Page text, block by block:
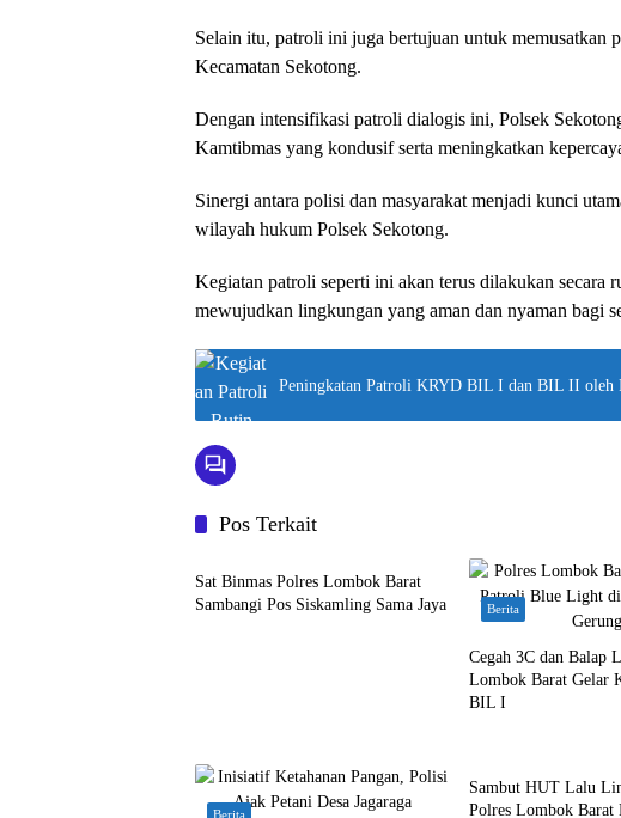
Selain itu, patroli ini juga bertujuan untuk memusatkan
Kecamatan Sekotong.
Dengan intensifikasi patroli dialogis ini, Polsek
Kamtibmas yang kondusif serta meningkatkan
Sinergi antara polisi dan masyarakat menjadi kunci
wilayah hukum Polsek Sekotong.
Kegiatan patroli seperti ini akan terus dilakukan secara
mewujudkan lingkungan yang aman dan nyaman bagi
Peningkatan Patroli KRYD BIL I dan BIL II oleh
Pos Terkait
Berita
Sat Binmas Polres Lombok Barat
Sambangi Pos Siskamling Sama Jaya
Berita
Cegah 3C dan Balap
Lombok Barat Gelar
BIL I
Berita
Sambut HUT Lalu
Polres Lombok Barat